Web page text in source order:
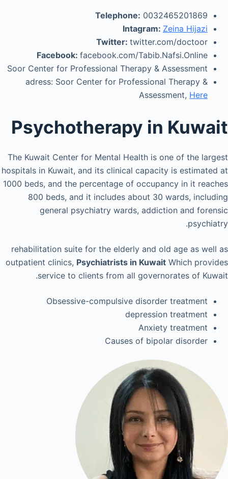
Telephone: 0032465201869
Intagram: Zeina Hijazi
Twitter: twitter.com/doctoor
Facebook: facebook.com/Tabib.Nafsi.Online
Soor Center for Professional Therapy & Assessment
adress: Soor Center for Professional Therapy &
Assessment, Here
Psychotherapy in Kuwait
The Kuwait Center for Mental Health is one of the largest
hospitals in Kuwait, and its clinical capacity is estimated at
1000 beds, and the percentage of occupancy in it reaches
800 beds, and it includes about 30 wards, including
general psychiatry wards, addiction and forensic
psychiatry.
rehabilitation suite for the elderly and old age as well as
outpatient clinics, Psychiatrists in Kuwait Which provides
service to clients from all governorates of Kuwait.
Obsessive-compulsive disorder treatment
depression treatment
Anxiety treatment
Causes of bipolar disorder